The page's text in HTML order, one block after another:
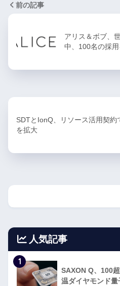
前の記事
アリス＆ボブ、
中、100名の採用
SDTとIonQ、リソース活用契約
を拡大
人気記事
1
SAXON Q、100
温ダイヤモンド